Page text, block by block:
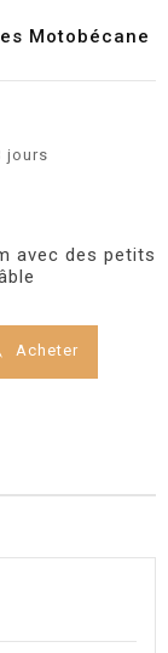
Motobécane
jours
avec des petits
Acheter